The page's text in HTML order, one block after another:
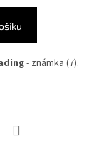
- známka (7).